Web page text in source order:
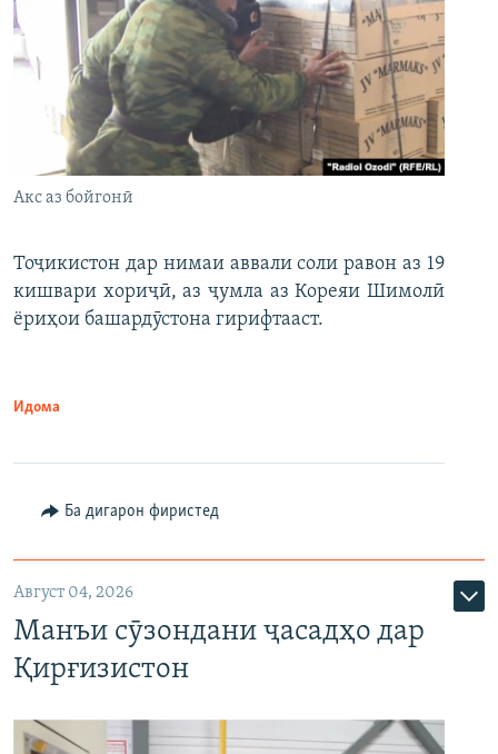
Акс аз бойгонӣ
Тоҷикистон дар нимаи аввали соли равон аз 19
кишвари хориҷӣ, аз ҷумла аз Кореяи Шимолӣ
ёриҳои башардӯстона гирифтааст.
Идома
Ба дигарон фиристед
Август 04, 2026
Манъи сӯзондани ҷасадҳо дар
Қирғизистон